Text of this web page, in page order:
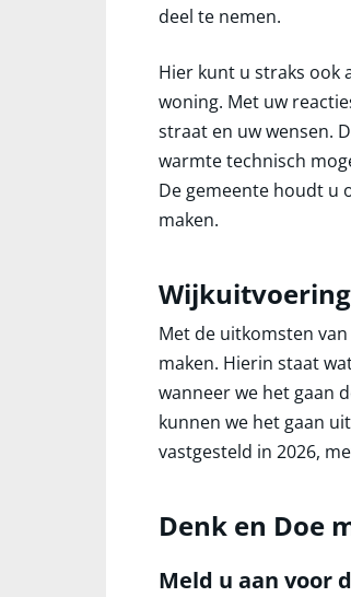
deel te nemen.
Hier kunt u straks ook
woning. Met uw
straat en uw wensen.
warmte technisch
De gemeente houdt u
maken.
Met de uitkomsten
maken. Hierin staat
wanneer we het gaan
kunnen we het gaan
vastgesteld in 2026,
Denk en Doe
Meld u aan voor